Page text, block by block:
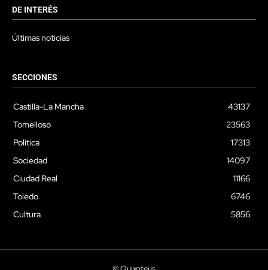
DE INTERÉS
Últimas noticias
SECCIONES
Castilla-La Mancha
43137
Tomelloso
23563
Política
17313
Sociedad
14097
Ciudad Real
11166
Toledo
6746
Cultura
5856